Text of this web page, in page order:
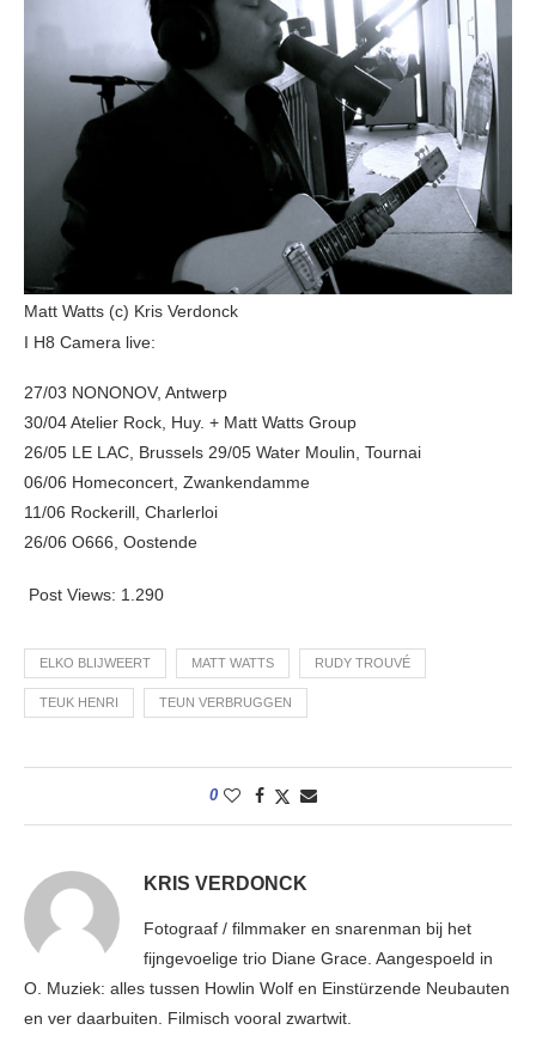
Matt Watts (c) Kris Verdonck
I H8 Camera live:
27/03 NONONOV, Antwerp
30/04 Atelier Rock, Huy. + Matt Watts Group
26/05 LE LAC, Brussels 29/05 Water Moulin, Tournai
06/06 Homeconcert, Zwankendamme
11/06 Rockerill, Charlerloi
26/06 O666, Oostende
Post Views: 1.290
ELKO BLIJWEERT MATT WATTS RUDY TROUVÉ
TEUK HENRI TEUN VERBRUGGEN
0
KRIS VERDONCK
Fotograaf / filmmaker en snarenman bij het
fijngevoelige trio Diane Grace. Aangespoeld in
O. Muziek: alles tussen Howlin Wolf en Einstürzende Neubauten
en ver daarbuiten. Filmisch vooral zwartwit.